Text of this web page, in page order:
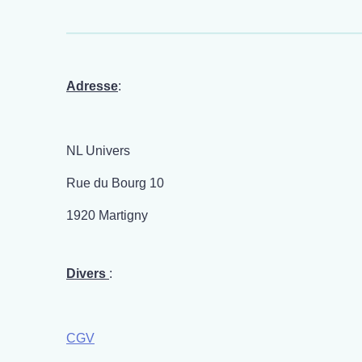
Adresse:
NL Univers
Rue du Bourg 10
1920 Martigny
Divers :
CGV